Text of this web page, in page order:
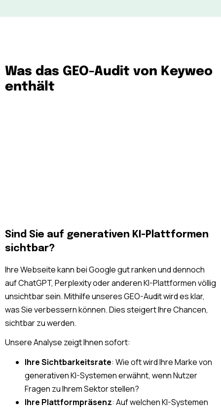
Was das GEO-Audit von Keyweo
enthält
Sind Sie auf generativen KI-Plattformen
sichtbar?
Ihre Webseite kann bei Google gut ranken und dennoch
auf ChatGPT, Perplexity oder anderen KI-Plattformen völlig
unsichtbar sein. Mithilfe unseres GEO-Audit wird es klar,
was Sie verbessern können. Dies steigert Ihre Chancen,
sichtbar zu werden.
Unsere Analyse zeigt Ihnen sofort:
Ihre Sichtbarkeitsrate: Wie oft wird Ihre Marke von
generativen KI-Systemen erwähnt, wenn Nutzer
Fragen zu Ihrem Sektor stellen?
Ihre Plattformpräsenz: Auf welchen KI-Systemen